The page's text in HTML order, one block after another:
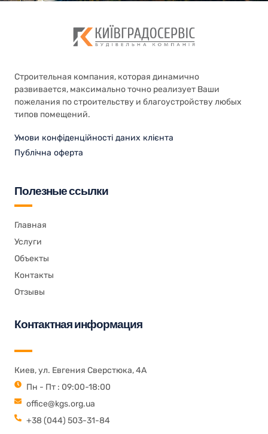
Строительная компания, которая динамично
развивается, максимально точно реализует Ваши
пожелания по строительству и благоустройству любых
типов помещений.
Умови конфіденційності даних клієнта
Публічна оферта
Полезные ссылки
Главная
Услуги
Объекты
Контакты
Отзывы
Контактная информация
Киев, ул. Евгения Сверстюка, 4А
Пн - Пт : 09:00-18:00
office@kgs.org.ua
+38 (044) 503-31-84